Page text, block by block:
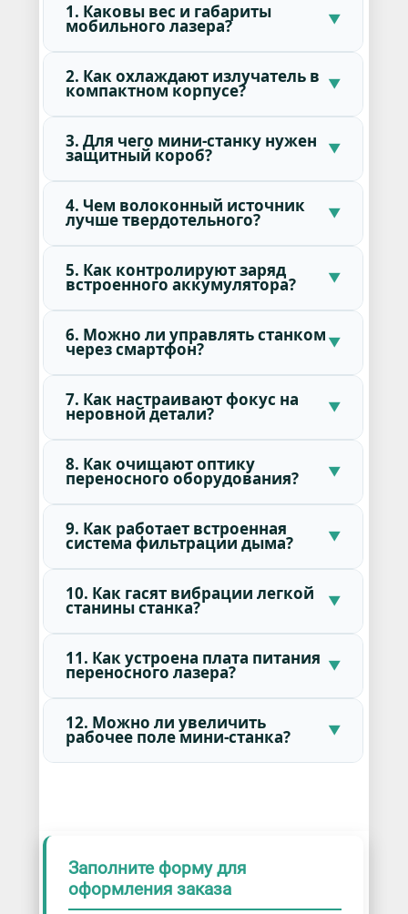
1. Каковы вес и габариты
мобильного лазера?
2. Как охлаждают излучатель в
компактном корпусе?
3. Для чего мини-станку нужен
защитный короб?
4. Чем волоконный источник
лучше твердотельного?
5. Как контролируют заряд
встроенного аккумулятора?
6. Можно ли управлять станком
через смартфон?
7. Как настраивают фокус на
неровной детали?
8. Как очищают оптику
переносного оборудования?
9. Как работает встроенная
система фильтрации дыма?
10. Как гасят вибрации легкой
станины станка?
11. Как устроена плата питания
переносного лазера?
12. Можно ли увеличить
рабочее поле мини-станка?
Заполните форму для
оформления заказа